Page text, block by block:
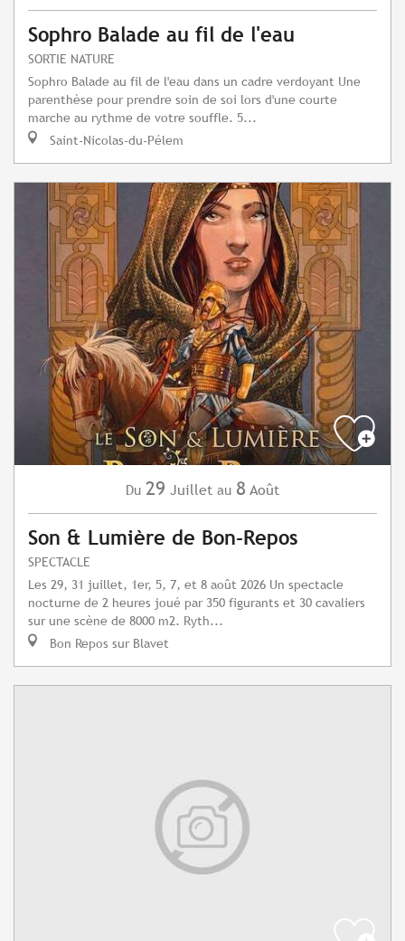
Sophro Balade au fil de l'eau
SORTIE NATURE
Sophro Balade au fil de l'eau dans un cadre verdoyant Une
parenthèse pour prendre soin de soi lors d'une courte
marche au rythme de votre souffle. 5...
Saint-Nicolas-du-Pélem
Du 29 Juillet au 8 Août
Son & Lumière de Bon-Repos
SPECTACLE
Les 29, 31 juillet, 1er, 5, 7, et 8 août 2026 Un spectacle
nocturne de 2 heures joué par 350 figurants et 30 cavaliers
sur une scène de 8000 m2. Ryth...
Bon Repos sur Blavet